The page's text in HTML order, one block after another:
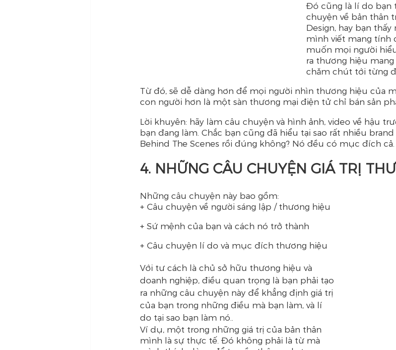
Đó cũng là lí do bạn
chuyện về bản thân
Design, hay bạn
mình viết mang tính
muốn mọi người
ra thương hiệu
chăm chút tới từng
Từ đó, sẽ dễ dàng hơn để mọi người nhìn thương hiệu của
con người hơn là một sàn thương mại điện tử chỉ bán sản
Lời khuyên: hãy làm câu chuyện và hình ảnh, video về hậu
bạn đang làm. Chắc bạn cũng đã hiểu tại sao rất nhiều
Behind The Scenes rồi đúng không? Nó đều có mục đích cả.
4. NHỮNG CÂU ​​CHUYỆN GIÁ TRỊ
Những câu chuyện này bao gồm:
+ Câu chuyện về người sáng lập / thương hiệu
+ Sứ mệnh của bạn và cách nó trở thành
+ Câu chuyện lí do và mục đích thương hiệu
Với tư cách là chủ sở hữu thương hiệu và
doanh nghiệp, điều quan trọng là bạn phải tạo
ra những câu chuyện này để khẳng định giá trị
của bạn trong những điều mà bạn làm, và lí
do tại sao bạn làm nó..
Ví dụ, một trong những giá trị của bản thân
mình là sự thực tế. Đó không phải là từ mà